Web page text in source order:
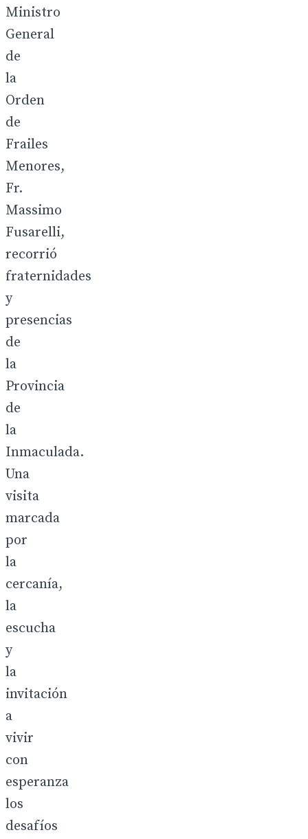
Ministro
General
de
la
Orden
de
Frailes
Menores,
Fr.
Massimo
Fusarelli,
recorrió
fraternidades
y
presencias
de
la
Provincia
de
la
Inmaculada.
Una
visita
marcada
por
la
cercanía,
la
escucha
y
la
invitación
a
vivir
con
esperanza
los
desafíos